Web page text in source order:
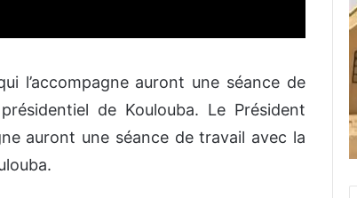
l’accompagne auront une séance de
de Koulouba. Le Président
auront une séance de travail avec la